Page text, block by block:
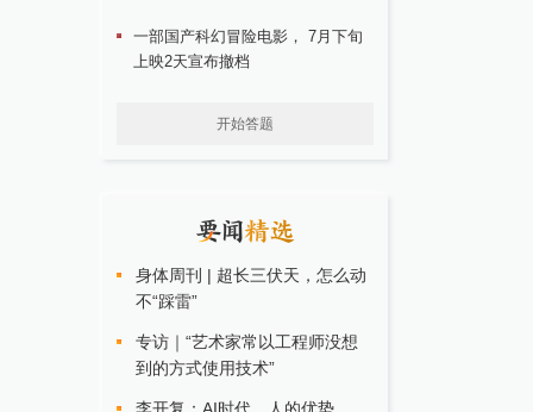
一部国产科幻冒险电影， 7月下旬
上映2天宣布撤档
开始答题
身体周刊 | 超长三伏天，怎么动
不“踩雷”
专访｜“艺术家常以工程师没想
到的方式使用技术”